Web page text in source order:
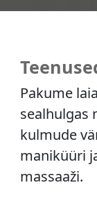
Pakume
sealhulgas
kulmude
maniküüri
massaaži.